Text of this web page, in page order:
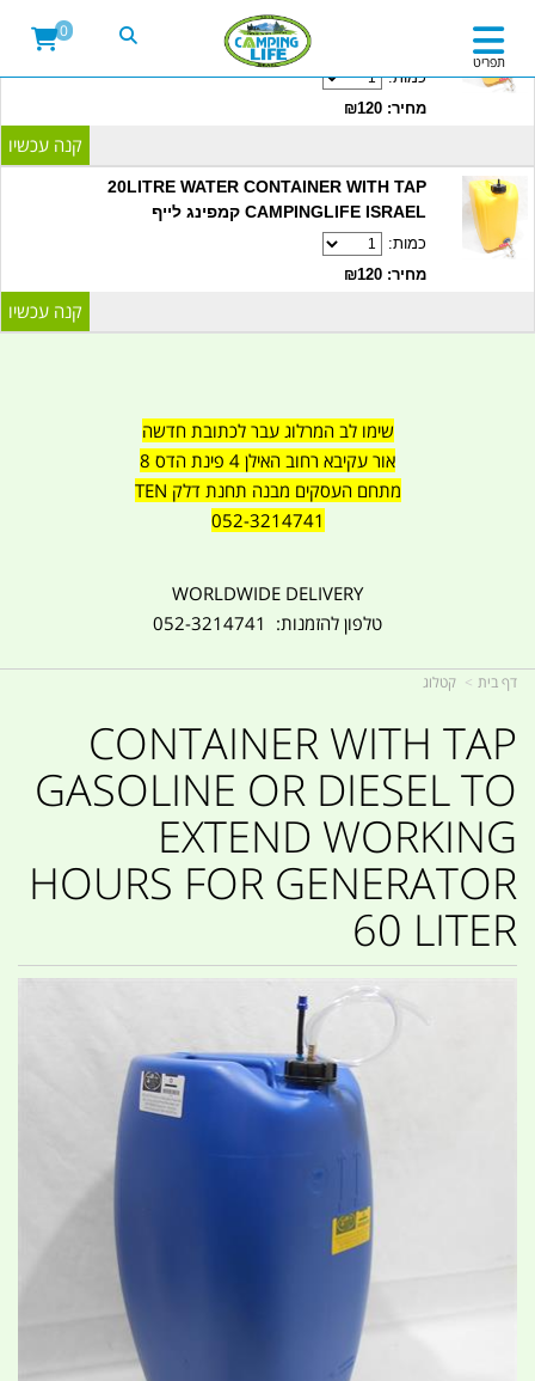
20LITRE WATER CONTAINER WITH TAP
CAMPINGLIFE ISRAEL קמפינג לייף
כמות:
מחיר: ₪120
20LITRE WATER CONTAINER WITH TAP
CAMPINGLIFE ISRAEL קמפינג לייף
כמות:
מחיר: ₪120
שימו לב המרלוג עבר לכתובת חדשה
אור עקיבא רחוב האילן 4 פינת הדס 8
מתחם העסקים מבנה תחנת דלק TEN
052-3214741
WORLDWIDE DELIVERY
טלפון להזמנות: 052-3214741
תפריט
0
דף בית קטלוג
CONTAINER WITH TAP
GASOLINE OR DIESEL TO
EXTEND WORKING
HOURS FOR GENERATOR
60 LITER